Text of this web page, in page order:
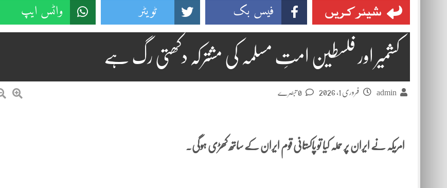
شیئر کریں فیس بک ٹویٹر واٹس ایپ
کشمیر اور فلسطین امتِ مسلمہ کی مشترکہ دکھتی رگ ہے
admin فروری 1, 2026
امریکہ نے ایران پر حملہ کیا تو پاکستانی قوم ایران کے ساتھ کھڑی ہوگی۔